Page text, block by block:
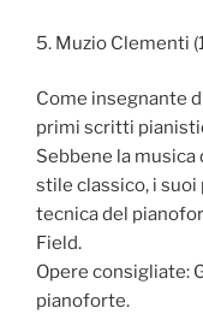
5. Muzio Clementi
Come insegnante
primi scritti
Sebbene la
stile classico, i suoi
tecnica del
Field.
Opere consigliate:
pianoforte.